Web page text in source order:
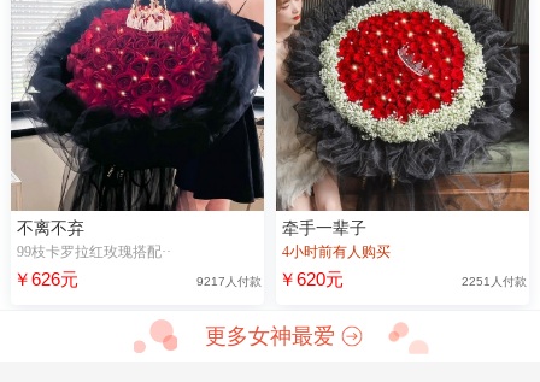
不离不弃
99枝卡罗拉红玫瑰搭配··
￥626元 9217人付款
牵手一辈子
4小时前有人购买
￥620元 2251人付款
更多女神最爱